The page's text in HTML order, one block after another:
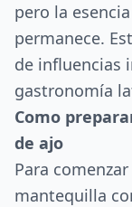
pero la
permanece.
de influencias
gastronomía
Como
de ajo
Para
mantequilla